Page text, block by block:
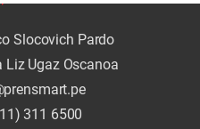
Slocovich Pardo
Liz Ugaz Oscanoa
311 6500